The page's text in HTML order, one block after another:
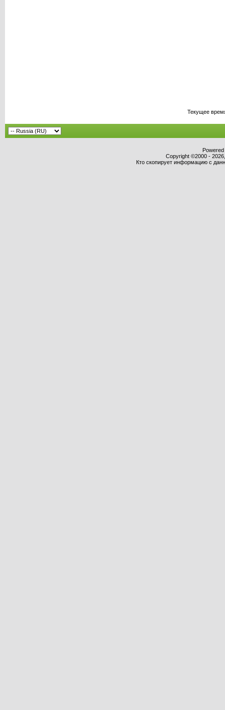
Текущее
Copyright ©2000 -
Кто скопирует информацию с